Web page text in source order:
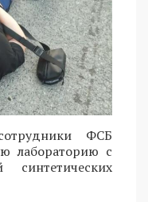
ФСБ
лабораторию с